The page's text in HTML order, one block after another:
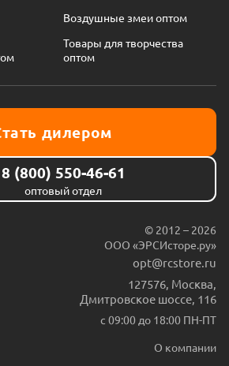
Воздушные змеи оптом
Товары для творчества
оптом
дилером
8 (800) 550-46-61
оптовый отдел
© 2012 – 2026
ООО «ЭРСИсторе.ру»
opt@rcstore.ru
127576 Москва
Дмитровское шоссе, 116
с 09:00 до 18:00 ПН-ПТ
О компании